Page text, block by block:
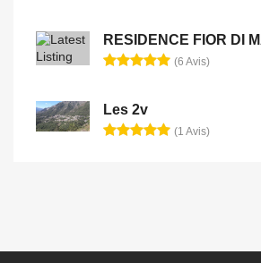
RESIDENCE FIOR DI
(6 Avis)
Les 2v
(1 Avis)